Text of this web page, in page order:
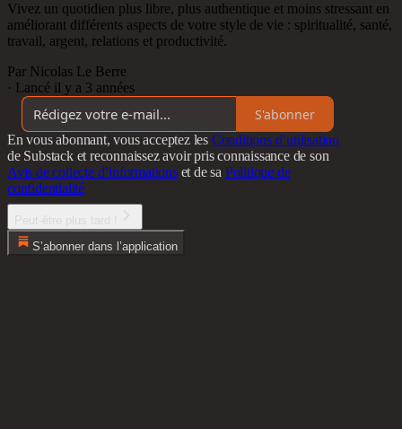
Vivez un quotidien plus libre, plus authentique et moins stressant en
améliorant différents aspects de votre style de vie : spiritualité, santé,
travail, argent, relations et productivité.
Par Nicolas Le Berre
· Lancé il y a 3 années
S'abonner
En vous abonnant, vous acceptez les Conditions d’utilisation
de Substack et reconnaissez avoir pris connaissance de son
Avis de collecte d’informationset de sa Politique de
confidentialité
S’abonner dans l’application